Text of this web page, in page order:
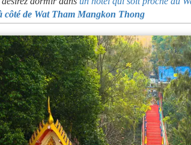
côté de Wat Tham Mangkon Thong